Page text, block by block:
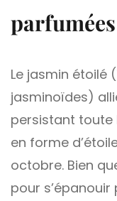
parfumées
Le jasmin étoilé
jasminoïdes)
persistant toute
en forme
octobre. Bien
pour s’épanouir